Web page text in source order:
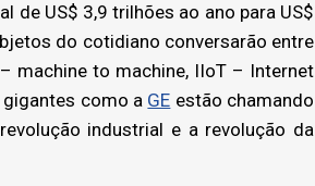
de US$ 3,9 trilhões ao ano para US$
do cotidiano conversarão entre
machine to machine, IIoT – Internet
como a GE estão chamando
industrial e a revolução da